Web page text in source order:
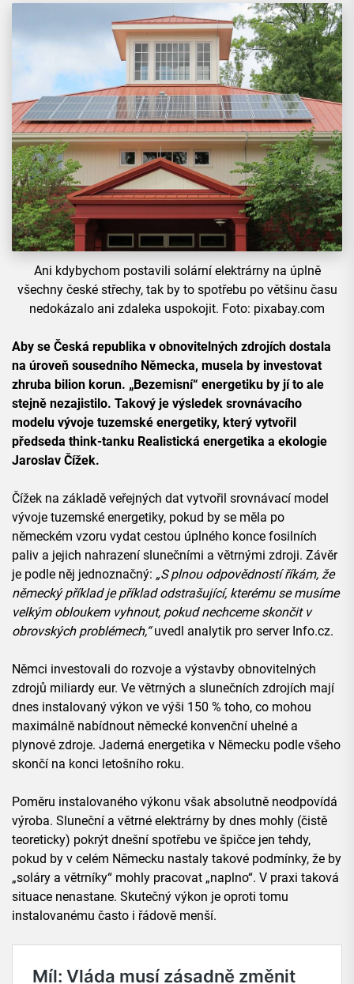
Ani kdybychom postavili solární elektrárny na úplně
všechny české střechy, tak by to spotřebu po většinu času
nedokázalo ani zdaleka uspokojit. Foto: pixabay.com
Aby se Česká republika v obnovitelných zdrojích dostala
na úroveň sousedního Německa, musela by investovat
zhruba bilion korun. „Bezemisní“ energetiku by jí to ale
stejně nezajistilo. Takový je výsledek srovnávacího
modelu vývoje tuzemské energetiky, který vytvořil
předseda think-tanku Realistická energetika a ekologie
Jaroslav Čížek.
Čížek na základě veřejných dat vytvořil srovnávací model
vývoje tuzemské energetiky, pokud by se měla po
německém vzoru vydat cestou úplného konce fosilních
paliv a jejich nahrazení slunečními a větrnými zdroji. Závěr
je podle něj jednoznačný: „S plnou odpovědností říkám, že
německý příklad je příklad odstrašující, kterému se musíme
velkým obloukem vyhnout, pokud nechceme skončit v
obrovských problémech,“uvedl analytik pro server Info.cz.
Němci investovali do rozvoje a výstavby obnovitelných
zdrojů miliardy eur. Ve větrných a slunečních zdrojích mají
dnes instalovaný výkon ve výši 150 % toho, co mohou
maximálně nabídnout německé konvenční uhelné a
plynové zdroje. Jaderná energetika v Německu podle všeho
skončí na konci letošního roku.
Poměru instalovaného výkonu však absolutně neodpovídá
výroba. Sluneční a větrné elektrárny by dnes mohly (čistě
teoreticky) pokrýt dnešní spotřebu ve špičce jen tehdy,
pokud by v celém Německu nastaly takové podmínky, že by
„soláry a větrníky“ mohly pracovat „naplno“. V praxi taková
situace nenastane. Skutečný výkon je oproti tomu
instalovanému často i řádově menší.